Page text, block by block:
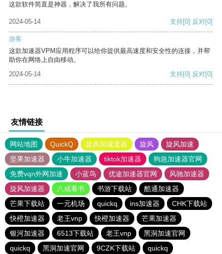
这款软件简直是神器，解决了我所有问题。
2024-05-14 支持[0] 反对[0]
游客
这款加速器VPM应用程序可以给你提供最高速度和安全性的连接，并帮
助你在网络上自由移动。
2024-05-14
支持[0] 反对[0]
友情链接
网站地图 QuickQ 旋风加速度器 旋风
旋风加速
坚果加速器
小牛加速器 tiktok加速器
狗急加速器官网
免费vqn外网加速
小蓝鸟 优途加速器官网
风驰加速器
旋风加速器
八戒看书 书游下载站
酷通加速器
芒果下载站
一元机场 quickq ins加速器
CHK下载站
快橙加速器
老王vnp 快橙加速器
芒果加速器
银河加速器
6513下载站 老王vnp
黑洞加速官网
quickq
黑洞加速官网 9CZK下载站 quickq